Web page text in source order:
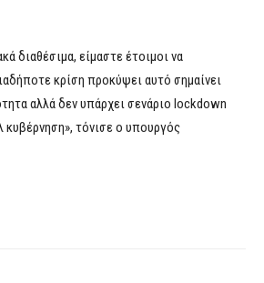
διαθέσιμα, είμαστε έτοιμοι να
κρίση προκύψει αυτό σημαίνει
αλλά δεν υπάρχει σενάριο lockdown
κυβέρνηση», τόνισε ο υπουργός